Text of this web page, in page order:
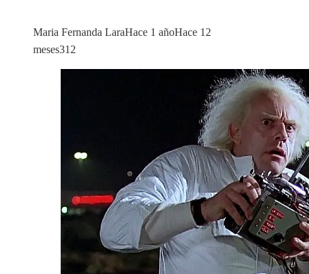
Maria Fernanda LaraHace 1 añoHace 12
meses312